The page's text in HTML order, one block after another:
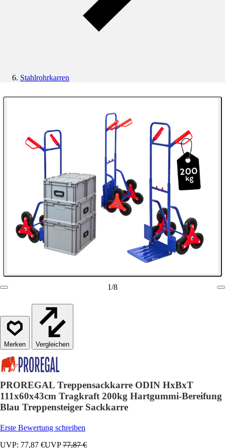
Stahlrohrkarren
1/8
Vergleichen
PROREGAL Treppensackkarre ODIN HxBxT
111x60x43cm Tragkraft 200kg Hartgummi-Bereifung
Blau Treppensteiger Sackkarre
Erste Bewertung schreiben
UVP: 77,87 €UVP77,87 €